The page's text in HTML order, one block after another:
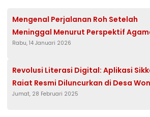
Mengenal Perjalanan Roh Setelah
Meninggal Menurut Perspektif
Filosofi
Rabu, 14 Januari 2026
Revolusi Literasi Digital: Aplikasi
Raiat Resmi Diluncurkan di Desa
Jumat, 28 Februari 2025